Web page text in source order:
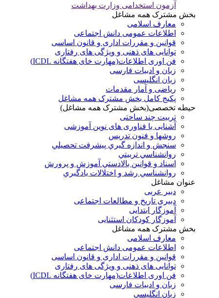
آزمون استخدامی وزارت بهداشت
بخش مشترک همه مشاغل
معارف اسلامی
اطلاعات عمومی دانش اجتماعی
قوانین و مقررات اداری و قانون اساسی
توانایی های ذهنی و ویژگی های رفتاری
فن اوری اطلاعات(مهارت خای هفتگانه ICDL)
زبان و ادبیات فارسی
زبان انگلیسی
ریاضی و آمار مقدمات
پکیج کامل بخش مشترک همه مشاغل
حیطه تخصصی(بخش مشترک همه مشاغل)
تربیت چند ساحتی
آشنایی با فناوری های نوین آموزشی
روشها و فنون تدريس
سنجش و اندازه گيري پيشرفت تحصيلي
روانشناسي تربيتي
اسناد و قوانين بالادستي آموزش و پرورش
روانشناسي رشد و اختلالات يادگيري
عنوان مشاغل
دبير عربی
دبیری تاریخ و مطالعات اجتماعی
آموزگار ابتدایی
آموزگار کودکان استثنایی
بخش مشترک همه مشاغل
معارف اسلامی
اطلاعات عمومی دانش اجتماعی
قوانین و مقررات اداری و قانون اساسی
توانایی های ذهنی و ویژگی های رفتاری
فن اوری اطلاعات(مهارت خای هفتگانه ICDL)
زبان و ادبیات فارسی
زبان انگلیسی